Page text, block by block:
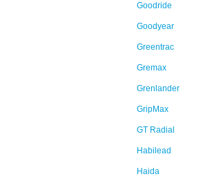
Goodride
Goodyear
Greentrac
Gremax
Grenlander
GripMax
GT Radial
Habilead
Haida